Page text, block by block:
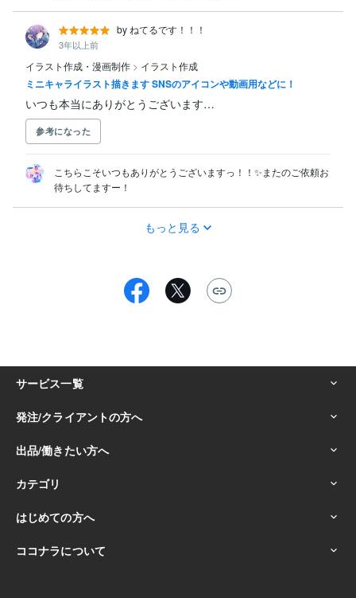
by ねてるです！！！
3年以上前
イラスト作成・漫画制作 > イラスト作成
ミニキャライラスト描きます SNSのアイコンや動画用などに！
いつも本当にありがとうございます…
参考になった
こちらこそいつもありがとうございますっ！！✨またのご依頼お
待ちしてますー！
もっと見る